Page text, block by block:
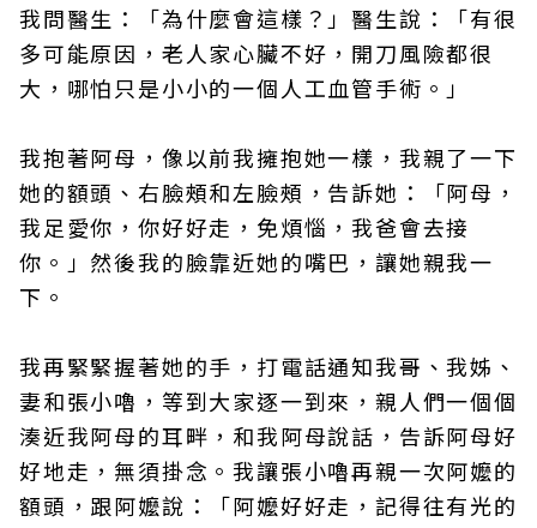
我問醫生：「為什麼會這樣？」醫生說：「有很
多可能原因，老人家心臟不好，開刀風險都很
大，哪怕只是小小的一個人工血管手術。」
我抱著阿母，像以前我擁抱她一樣，我親了一下
她的額頭、右臉頰和左臉頰，告訴她：「阿母，
我足愛你，你好好走，免煩惱，我爸會去接
你。」然後我的臉靠近她的嘴巴，讓她親我一
下。
我再緊緊握著她的手，打電話通知我哥、我姊、
妻和張小嚕，等到大家逐一到來，親人們一個個
湊近我阿母的耳畔，和我阿母說話，告訴阿母好
好地走，無須掛念。我讓張小嚕再親一次阿嬤的
額頭，跟阿嬤說：「阿嬤好好走，記得往有光的